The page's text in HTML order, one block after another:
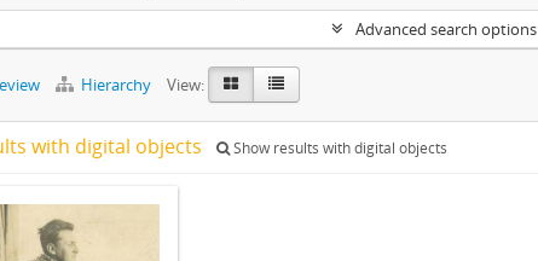
Advanced search options
Hierarchy View:
with digital objects Show results with digital objects